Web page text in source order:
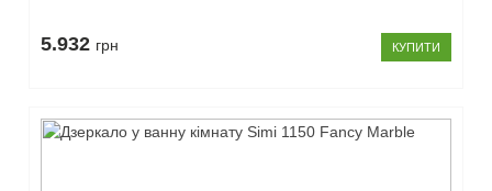
5.932 грн КУПИТИ